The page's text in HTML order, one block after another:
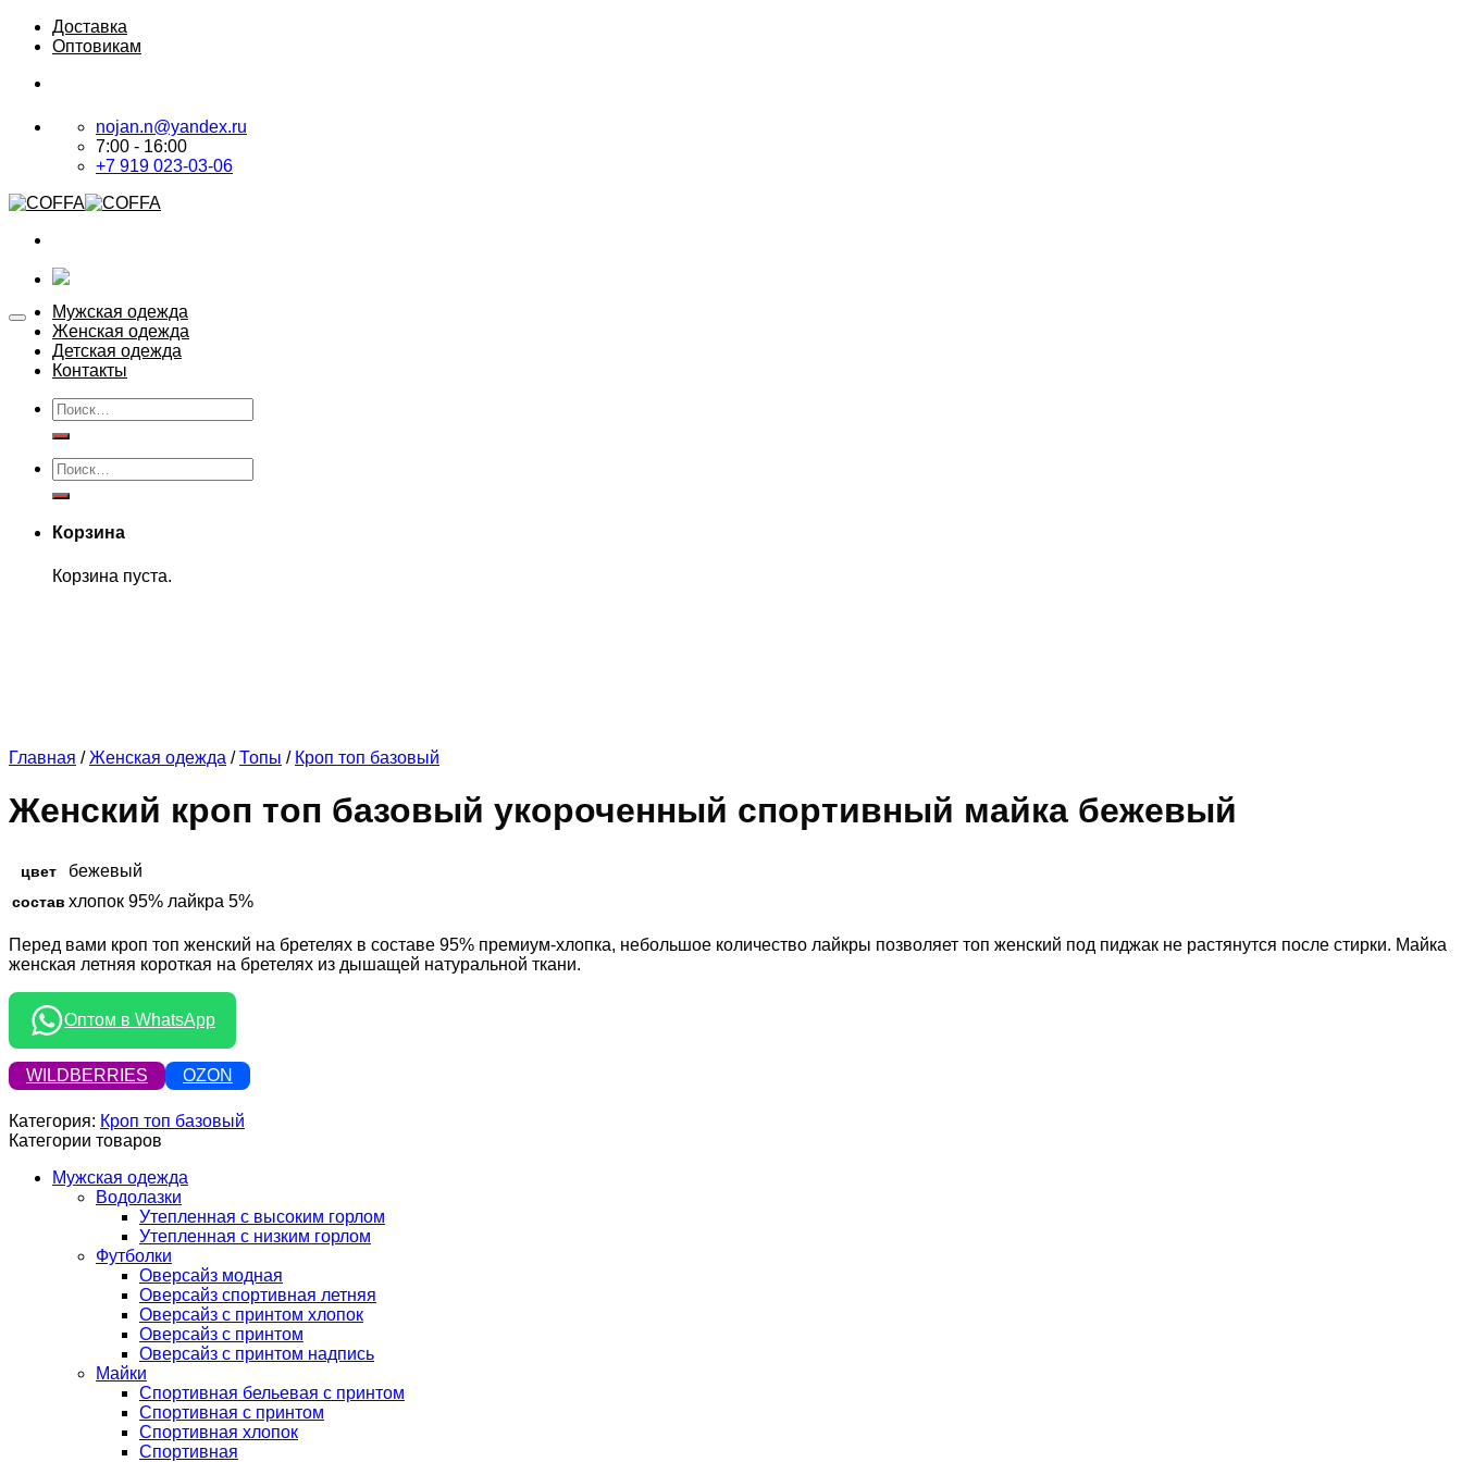
Skip
Доставка
Оптовикам
nojan.n@yandex.ru
7:00 - 16:00
+7 919 023-03-06
Мужская одежда
Женская одежда
Детская одежда
Контакты
Искать:
Искать:
Корзина
Корзина пуста.
Главная / Женская одежда / Топы / Кроп топ базовый
Женский кроп топ базовый укороченный спортивный майка бежевый
цвет бежевый
состав хлопок 95% лайкра 5%
Перед вами кроп топ женский на бретелях в составе 95% премиум-хлопка, небольшое количество лайкры позволяет топ женский под пиджак не растянутся после стирки. Майка
женская летняя короткая на бретелях из дышащей натуральной ткани.
Оптом в WhatsApp
WILDBERRIES OZON
Категория: Кроп топ базовый
Категории товаров
Мужская одежда
Водолазки
Утепленная с высоким горлом
Утепленная с низким горлом
Футболки
Оверсайз модная
Оверсайз спортивная летняя
Оверсайз с принтом хлопок
Оверсайз с принтом
Оверсайз с принтом надпись
Майки
Спортивная бельевая с принтом
Спортивная с принтом
Спортивная хлопок
Спортивная